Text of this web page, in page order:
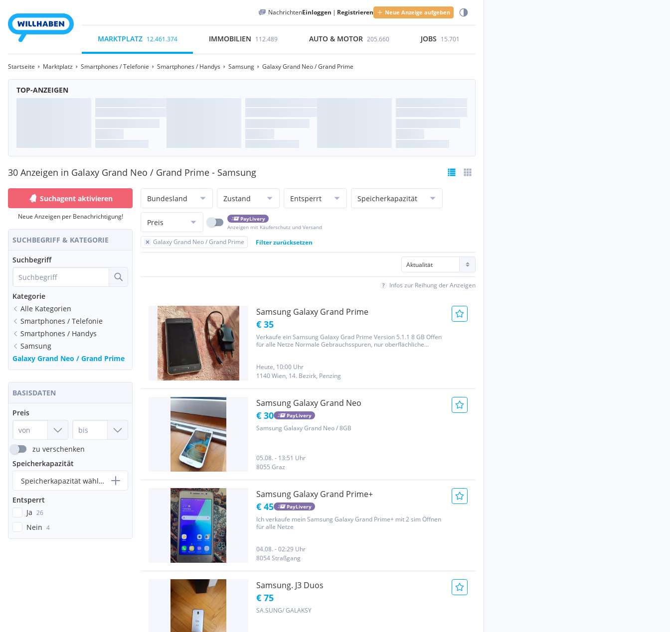
NachrichtenEinloggen | Registrieren Neue Anzeige aufgeben
MARKTPLATZ 12.461.374 IMMOBILIEN 112.489 AUTO & MOTOR 205.660 JOBS 15.701
Startseite Marktplatz Smartphones / Telefonie Smartphones / Handys Samsung Galaxy Grand Neo / Grand Prime
TOP-ANZEIGEN
30 Anzeigen in Galaxy Grand Neo / Grand Prime - Samsung
Suchagent aktivieren
Neue Anzeigen per Benachrichtigung!
SUCHBEGRIFF & KATEGORIE
Suchbegriff
Kategorie
Alle Kategorien
Smartphones / Telefonie
Smartphones / Handys
Samsung
Galaxy Grand Neo / Grand Prime
BASISDATEN
Preis
zu verschenken
Speicherkapazität
Speicherkapazität wählen...
Entsperrt
Ja 26
Nein 4
Bundesland Zustand Entsperrt Speicherkapazität
Preis
PayLivery
Anzeigen mit Käuferschutz und Versand
Galaxy Grand Neo / Grand Prime Filter zurücksetzen
Infos zur Reihung der Anzeigen
Samsung Galaxy Grand Prime
€ 35
Verkaufe ein Samsung Galaxy Grad Prime Version 5.1.1 8 GB Offen
für alle Netze Normale Gebrauchsspuren, nur oberflächliche
Heute, 10:00 Uhr
1140 Wien, 14. Bezirk, Penzing
Samsung Galaxy Grand Neo
€ 30 PayLivery
Samsung Galaxy Grand Neo / 8GB
05.08. - 13:51 Uhr
8055 Graz
Samsung Galaxy Grand Prime+
€ 45 PayLivery
Ich verkaufe mein Samsung Galaxy Grand Prime+ mit 2 sim Öffnen
für alle Netze
04.08. - 02:29 Uhr
8054 Straßgang
Samsung. J3 Duos
€ 75
SA.SUNG/ GALAKSY